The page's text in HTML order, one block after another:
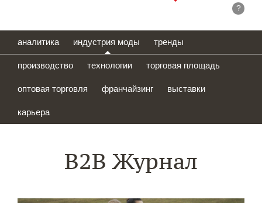
?
аналитика индустрия моды тренды
производство технологии торговая площадь
оптовая торговля франчайзинг выставки
карьера
B2B Журнал